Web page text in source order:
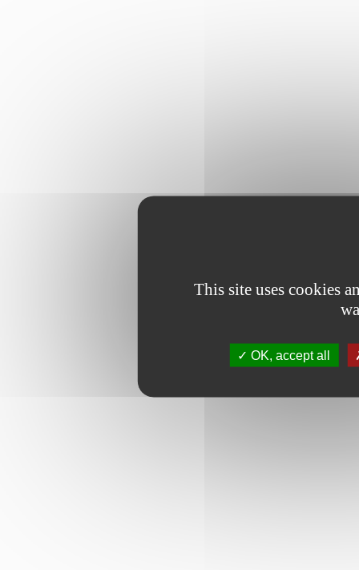
This site uses cookies
OK, accept all